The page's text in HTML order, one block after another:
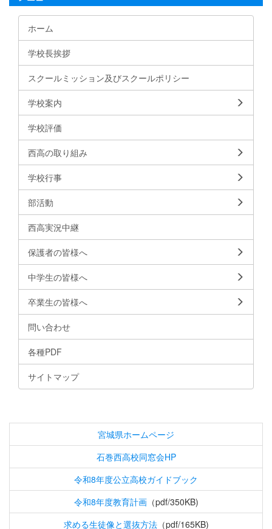
ホーム
学校長挨拶
スクールミッション及びスクールポリシー
学校案内
学校評価
西高の取り組み
学校行事
部活動
西高実況中継
保護者の皆様へ
中学生の皆様へ
卒業生の皆様へ
問い合わせ
各種PDF
サイトマップ
宮城県ホームページ
石巻西高校同窓会HP
令和8年度公立高校ガイドブック
令和8年度教育計画（pdf/350KB)
求める生徒像と選抜方法（pdf/165KB)